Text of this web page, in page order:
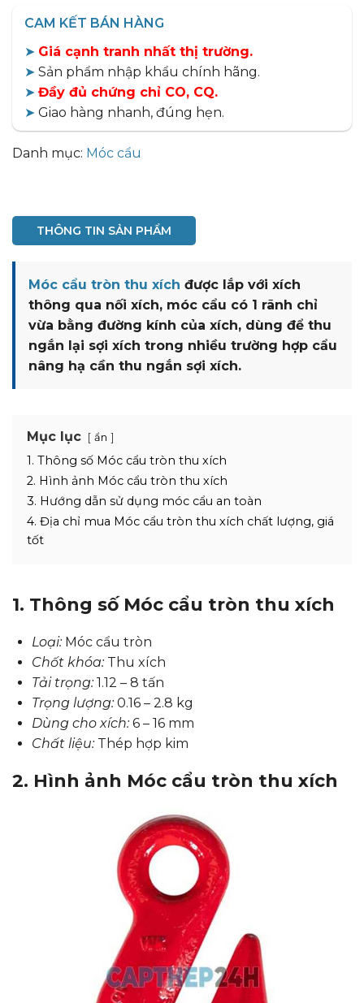
CAM KẾT BÁN HÀNG
➤ Giá cạnh tranh nhất thị trường.
➤ Sản phẩm nhập khẩu chính hãng.
➤ Đầy đủ chứng chỉ CO, CQ.
➤ Giao hàng nhanh, đúng hẹn.
Danh mục: Móc cẩu
THÔNG TIN SẢN PHẨM
Móc cẩu tròn thu xích được lắp với xích
thông qua nối xích, móc cẩu có 1 rãnh chỉ
vừa bằng đường kính của xích, dùng để thu
ngắn lại sợi xích trong nhiều trường hợp cẩu
nâng hạ cần thu ngắn sợi xích.
Mục lục ẩn
1. Thông số Móc cẩu tròn thu xích
2. Hình ảnh Móc cẩu tròn thu xích
3. Hướng dẫn sử dụng móc cẩu an toàn
4. Địa chỉ mua Móc cẩu tròn thu xích chất lượng, giá
tốt
1. Thông số Móc cẩu tròn thu xích
Loại: Móc cẩu tròn
Chốt khóa: Thu xích
Tải trọng: 1.12 – 8 tấn
Trọng lượng: 0.16 – 2.8 kg
Dùng cho xích: 6 – 16 mm
Chất liệu: Thép hợp kim
2. Hình ảnh Móc cẩu tròn thu xích